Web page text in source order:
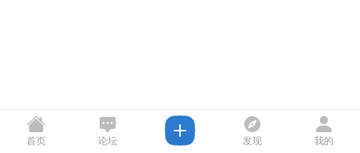
首页 论坛 发现 我的